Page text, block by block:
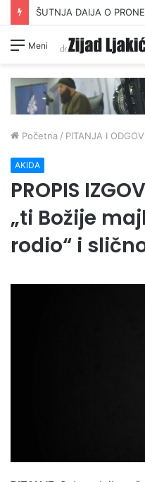
ŠUTNJA DAIJA O
Meni
Početna / PITANJA I
AKIDA
PROPIS
„ti Božije
rodio“ i